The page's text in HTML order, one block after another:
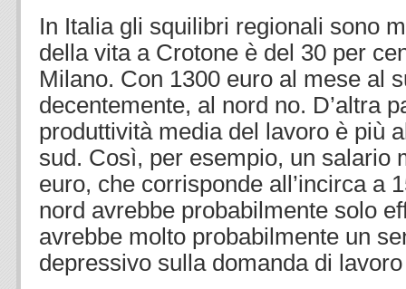
In Italia gli squilibri regionali sono
della vita a Crotone è del 30 per
Milano. Con 1300 euro al mese al
decentemente, al nord no. D’altra
produttività media del lavoro è più
sud. Così, per esempio, un salario
euro, che corrisponde all’incirca a
nord avrebbe probabilmente solo
avrebbe molto probabilmente un
depressivo sulla domanda di